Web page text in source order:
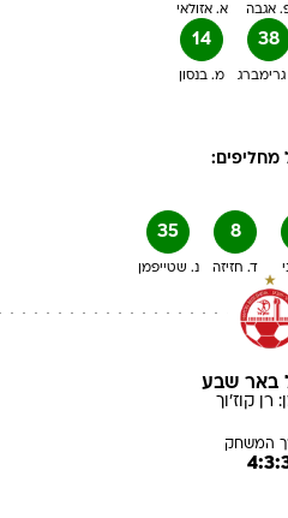
א. אזולאי אגבה
14
מ. בנסון
38
מחליפים:
35
נ. שטייפמן
8
ד. חזיזה
באר שבע
רן קוז'וך
המשחק